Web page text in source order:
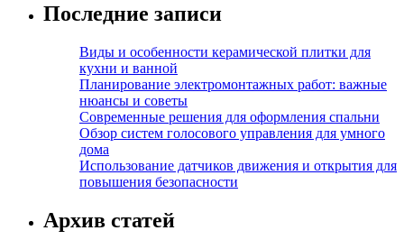
Последние записи
Виды и особенности керамической плитки для
кухни и ванной
Планирование электромонтажных работ: важные
нюансы и советы
Современные решения для оформления спальни
Обзор систем голосового управления для умного
дома
Использование датчиков движения и открытия для
повышения безопасности
Архив статей